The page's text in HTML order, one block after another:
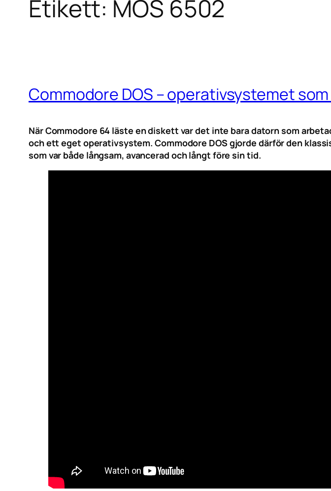
Etikett: MOS 6502
Commodore DOS – operativsystemet
När Commodore 64 läste en diskett var det inte bara datorn som
och ett eget operativsystem. Commodore DOS gjorde därför den
som var både långsam, avancerad och långt före sin tid.